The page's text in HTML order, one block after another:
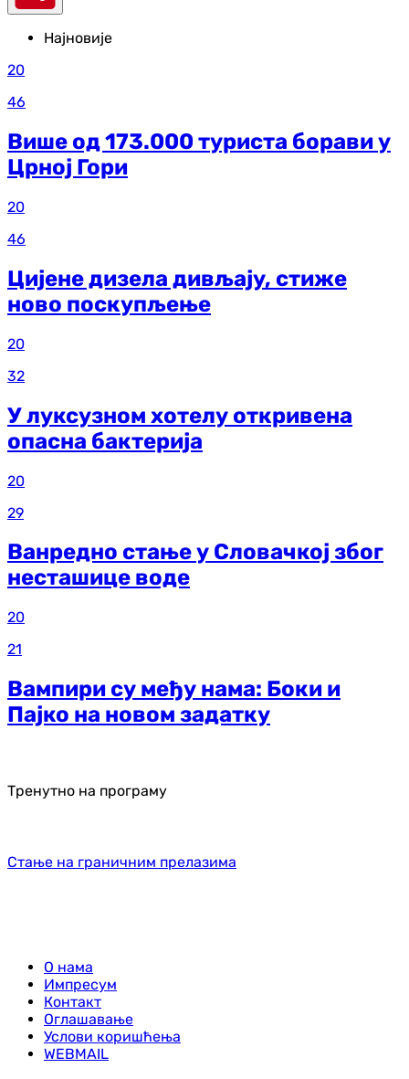
Најновије
20
46
Више од 173.000 туриста борави у
Црној Гори
20
46
Цијене дизела дивљају, стиже
ново поскупљење
20
32
У луксузном хотелу откривена
опасна бактерија
20
29
Ванредно стање у Словачкој због
несташице воде
20
21
Вампири су међу нама: Боки и
Пајко на новом задатку
Тренутно на програму
Стање на граничним прелазима
О нама
Импресум
Контакт
Оглашавање
Услови коришћења
WEBMAIL